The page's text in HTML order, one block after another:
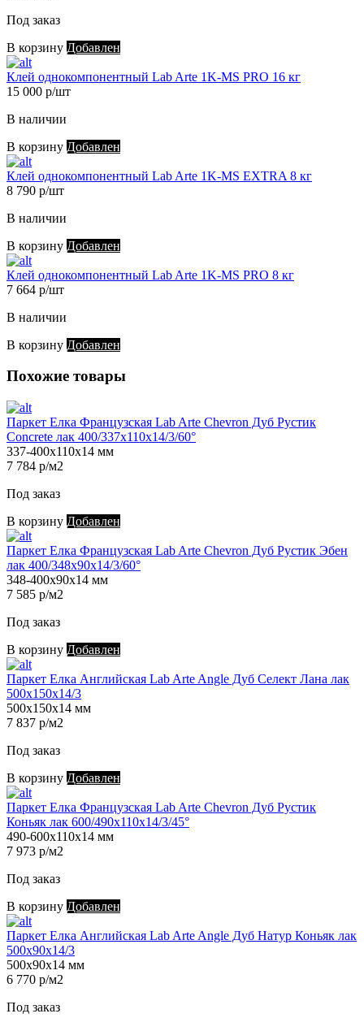
Под заказ
В корзину Добавлен
Клей однокомпонентный Lab Arte 1K-MS PRO 16 кг
15 000 р/шт
В наличии
В корзину Добавлен
Клей однокомпонентный Lab Arte 1K-MS EXTRA 8 кг
8 790 р/шт
В наличии
В корзину Добавлен
Клей однокомпонентный Lab Arte 1K-MS PRO 8 кг
7 664 р/шт
В наличии
В корзину Добавлен
Похожие товары
Паркет Елка Французская Lab Arte Chevron Дуб Рустик
Concrete лак 400/337х110х14/3/60°
337-400х110х14 мм
7 784 р/м2
Под заказ
В корзину Добавлен
Паркет Елка Французская Lab Arte Chevron Дуб Рустик Эбен
лак 400/348х90х14/3/60°
348-400х90х14 мм
7 585 р/м2
Под заказ
В корзину Добавлен
Паркет Елка Английская Lab Arte Angle Дуб Селект Лана лак
500х150х14/3
500х150х14 мм
7 837 р/м2
Под заказ
В корзину Добавлен
Паркет Елка Французская Lab Arte Chevron Дуб Рустик
Коньяк лак 600/490х110х14/3/45°
490-600х110х14 мм
7 973 р/м2
Под заказ
В корзину Добавлен
Паркет Елка Английская Lab Arte Angle Дуб Натур Коньяк лак
500х90х14/3
500х90х14 мм
6 770 р/м2
Под заказ